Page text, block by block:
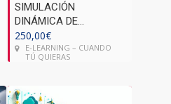
SIMULACIÓN
DINÁMICA DE
PROCESOS EN LA
INDUSTRIA 4.0
250,00€
E-LEARNING – CUANDO
TÚ QUIERAS